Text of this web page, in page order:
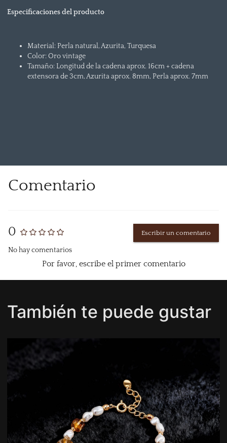
Especificaciones del producto
Material: Perla natural, Azurita, Turquesa
Color: Oro vintage
Tamaño: Longitud de la cadena aprox. 16cm + cadena
extensora de 3cm, Azurita aprox. 8mm, Perla aprox. 7mm
Comentario
0
No hay comentarios
Escribir un comentario
Por favor, escribe el primer comentario
También te puede gustar